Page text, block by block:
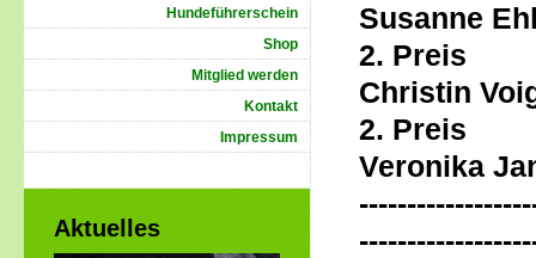
Susanne
2.
Christin
2.
Veronika
Hundeführerschein
Shop
Mitglied werden
Kontakt
Impressum
Aktuelles